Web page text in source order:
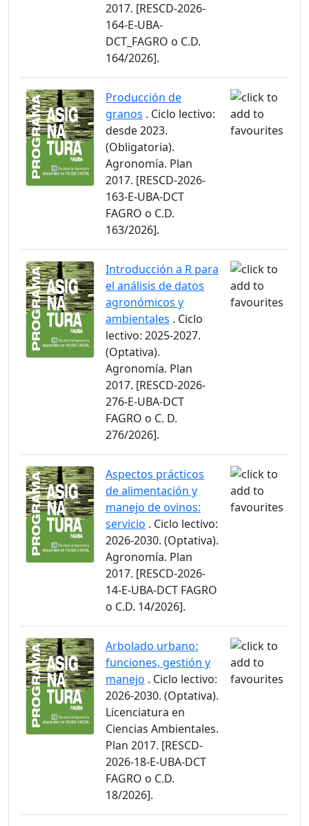
2017. [RESCD-2026-
164-E-UBA-
DCT_FAGRO o C.D.
164/2026].
Producción de
granos . Ciclo lectivo:
desde 2023.
(Obligatoria).
Agronomía. Plan
2017. [RESCD-2026-
163-E-UBA-DCT
FAGRO o C.D.
163/2026].
Introducción a R para
el análisis de datos
agronómicos y
ambientales . Ciclo
lectivo: 2025-2027.
(Optativa).
Agronomía. Plan
2017. [RESCD-2026-
276-E-UBA-DCT
FAGRO o C. D.
276/2026].
Aspectos prácticos
de alimentación y
manejo de ovinos:
servicio . Ciclo lectivo:
2026-2030. (Optativa).
Agronomía. Plan
2017. [RESCD-2026-
14-E-UBA-DCT FAGRO
o C.D. 14/2026].
Arbolado urbano:
funciones, gestión y
manejo . Ciclo lectivo:
2026-2030. (Optativa).
Licenciatura en
Ciencias Ambientales.
Plan 2017. [RESCD-
2026-18-E-UBA-DCT
FAGRO o C.D.
18/2026].